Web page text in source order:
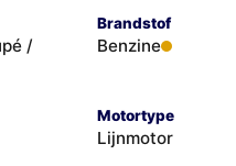
/
Brandstof
Benzine
Motortype
Lijnmotor